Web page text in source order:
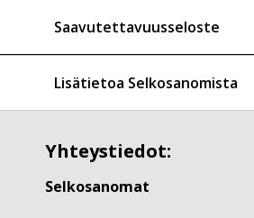
Saavutettavuusseloste
Lisätietoa Selkosanomista
Yhteystiedot:
Selkosanomat